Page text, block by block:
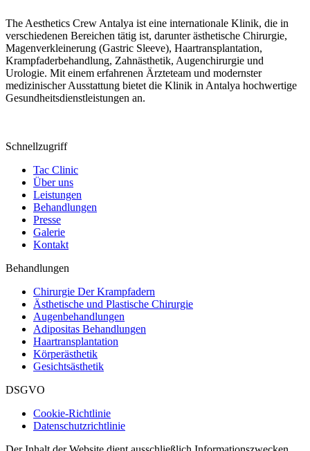
The Aesthetics Crew Antalya ist eine internationale Klinik, die in
verschiedenen Bereichen tätig ist, darunter ästhetische Chirurgie,
Magenverkleinerung (Gastric Sleeve), Haartransplantation,
Krampfaderbehandlung, Zahnästhetik, Augenchirurgie und
Urologie. Mit einem erfahrenen Ärzteteam und modernster
medizinischer Ausstattung bietet die Klinik in Antalya hochwertige
Gesundheitsdienstleistungen an.
Schnellzugriff
Tac Clinic
Über uns
Leistungen
Behandlungen
Presse
Galerie
Kontakt
Behandlungen
Chirurgie Der Krampfadern
Ästhetische und Plastische Chirurgie
Augenbehandlungen
Adipositas Behandlungen
Haartransplantation
Körperästhetik
Gesichtsästhetik
DSGVO
Cookie-Richtlinie
Datenschutzrichtlinie